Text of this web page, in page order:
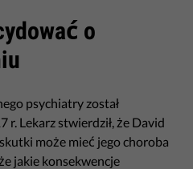
o
psychiatry został
r. Lekarz stwierdził, że David
może mieć jego choroba
jakie konsekwencje